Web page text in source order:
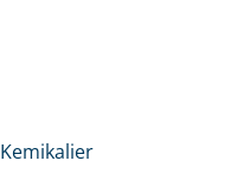
Kemikalier